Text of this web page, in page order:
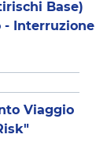
Base)
- Interruzione
Viaggio